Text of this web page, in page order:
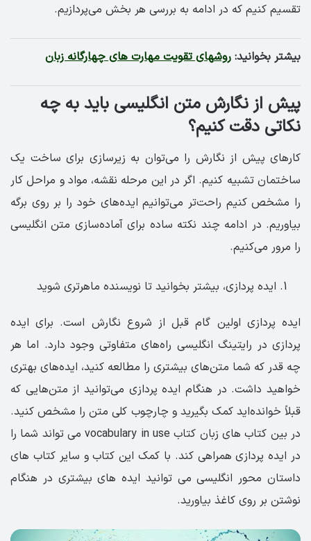
تقسیم کنیم که در ادامه به بررسی هر بخش می‌پردازیم.
بیشتر بخوانید: روشهای تقویت مهارت های چهارگانه زبان
پیش از نگارش متن انگلیسی باید به چه
نکاتی دقت کنیم؟
کارهای پیش از نگارش را می‌توان به زیرسازی برای ساخت یک
ساختمان تشبیه کنیم. اگر در این مرحله نقشه، مواد و مراحل کار
را مشخص کنیم راحت‌تر می‌توانیم ایده‌های خود را بر روی برگه
بیاوریم. در ادامه چند نکته ساده برای آماده‌سازی متن انگلیسی
را مرور می‌کنیم.
ایده پردازی، بیشتر بخوانید تا نویسنده ماهرتری شوید
ایده پردازی اولین گام قبل از شروع نگارش است. برای ایده
پردازی در رایتینگ انگلیسی راه‌های متفاوتی وجود دارد. اما هر
چه قدر که شما متن‌های بیشتری را مطالعه کنید، ایده‌های بهتری
خواهید داشت. در هنگام ایده پردازی می‌توانید از متن‌هایی که
قبلاً خوانده‌اید کمک بگیرید و چارچوب کلی متن را مشخص کنید.
در بین کتاب های زبان کتاب vocabulary in use می تواند شما را
در ایده پردازی همراهی کند. با کمک این کتاب و سایر کتاب های
داستان محور انگلیسی می توانید ایده های بیشتری در هنگام
نوشتن بر روی کاغذ بیاورید.